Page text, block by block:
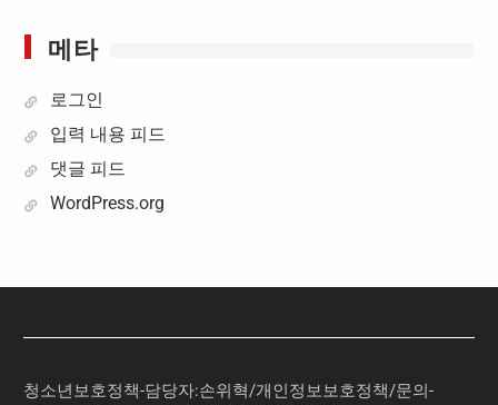
메타
로그인
입력 내용 피드
댓글 피드
WordPress.org
청소년보호정책-담당자:손위혁/개인정보보호정책/문의-